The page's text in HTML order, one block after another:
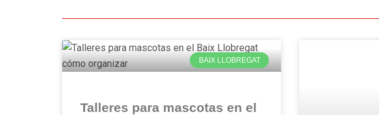
BAIX LLOBREGAT
Talleres para mascotas en el